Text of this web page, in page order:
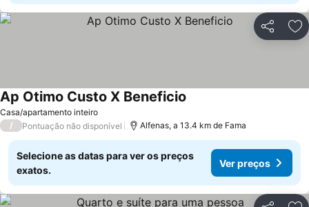
Partilhar
Casa/apartamento inteiro
Ap Otimo Custo X Beneficio
/ Pontuação não disponível Alfenas, a 13.4 km de Fama
Selecione as datas para ver os preços
exatos.
Ver preços